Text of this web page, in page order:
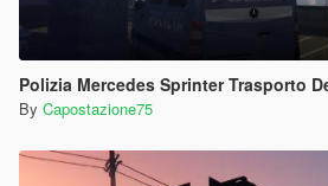
Polizia Mercedes Sprinter Trasporto
By Capostazione75